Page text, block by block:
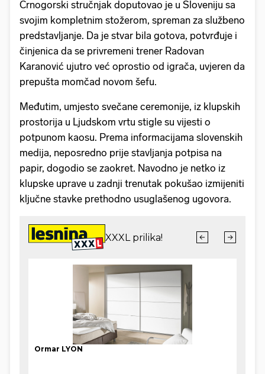
Crnogorski stručnjak doputovao je u Sloveniju sa
svojim kompletnim stožerom, spreman za službeno
predstavljanje. Da je stvar bila gotova, potvrđuje i
činjenica da se privremeni trener Radovan
Karanović ujutro već oprostio od igrača, uvjeren da
prepušta momčad novom šefu.
Međutim, umjesto svečane ceremonije, iz klupskih
prostorija u Ljudskom vrtu stigle su vijesti o
potpunom kaosu. Prema informacijama slovenskih
medija, neposredno prije stavljanja potpisa na
papir, dogodio se zaokret. Navodno je netko iz
klupske uprave u zadnji trenutak pokušao izmijeniti
ključne stavke prethodno usuglašenog ugovora.